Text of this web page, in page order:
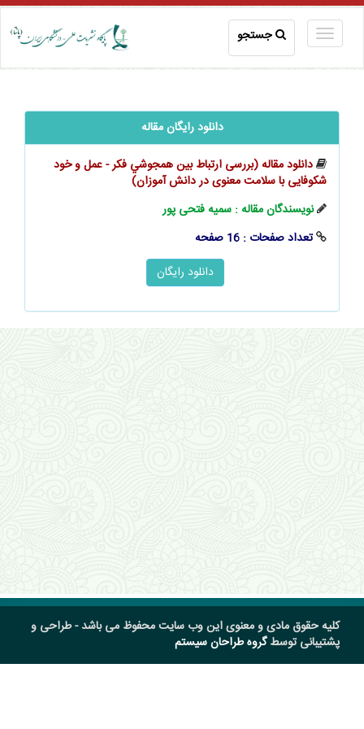
جستجو
دانلود رایگان مقاله
دانلود مقاله (بررسی ارتباط بین همجوشي فكر - عمل و خود
شکوفایی با سلامت معنوی در دانش آموزان)
نویسندگان مقاله : سمیه فتحی پور
تعداد صفحات : 16 صفحه
کلیه حقوق مادی و معنوی این وب سایت محفوظ می باشد - طراحی و
پشتیبانی توسطگروه طراحان سیستم